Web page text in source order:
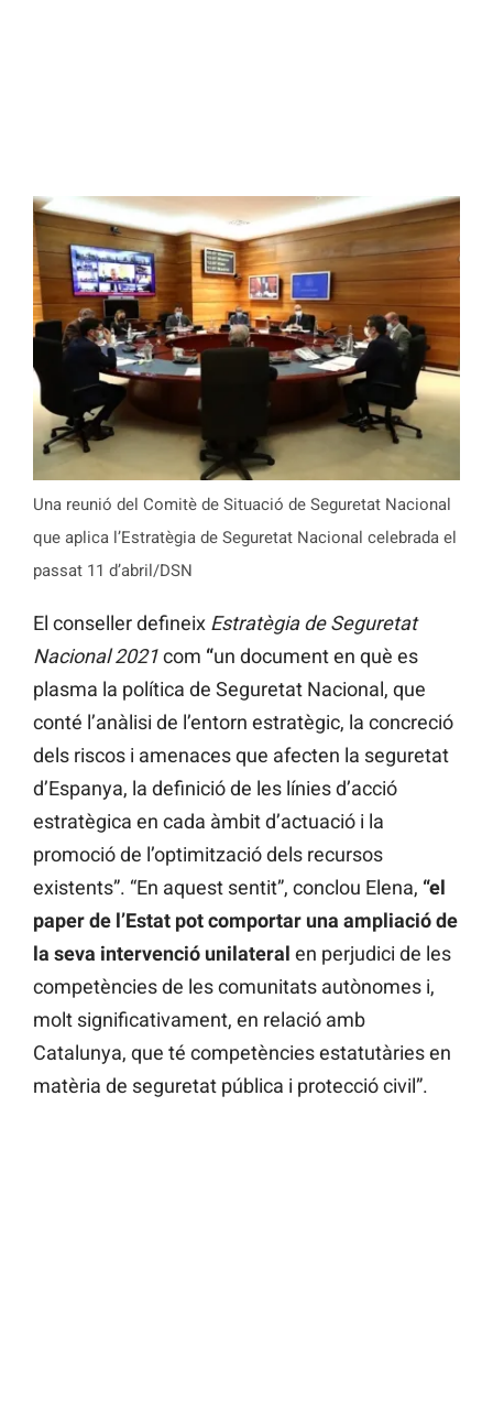
Una reunió del Comitè de Situació de Seguretat Nacional
que aplica l’Estratègia de Seguretat Nacional celebrada el
passat 11 d’abril/DSN
El conseller defineix Estratègia de Seguretat
Nacional 2021com “un document en què es
plasma la política de Seguretat Nacional, que
conté l’anàlisi de l’entorn estratègic, la concreció
dels riscos i amenaces que afecten la seguretat
d’Espanya, la definició de les línies d’acció
estratègica en cada àmbit d’actuació i la
promoció de l’optimització dels recursos
existents”. “En aquest sentit”, conclou Elena, “el
paper de l’Estat pot comportar una ampliació de
la seva intervenció unilateral en perjudici de les
competències de les comunitats autònomes i,
molt significativament, en relació amb
Catalunya, que té competències estatutàries en
matèria de seguretat pública i protecció civil”.